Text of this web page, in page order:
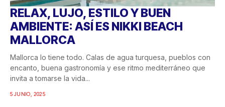
RELAX, LUJO, ESTILO Y BUEN
AMBIENTE: ASÍ ES NIKKI BEACH
MALLORCA
Mallorca lo tiene todo. Calas de agua turquesa, pueblos con
encanto, buena gastronomía y ese ritmo mediterráneo que
invita a tomarse la vida...
5 JUNIO, 2025